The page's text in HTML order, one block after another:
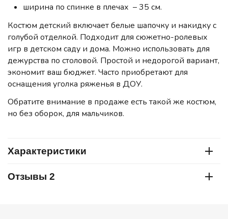
ширина по спинке в плечах – 35 см.
Костюм детский включает белые шапочку и накидку с
голубой отделкой. Подходит для сюжетно-ролевых
игр в детском саду и дома. Можно использовать для
дежурства по столовой. Простой и недорогой вариант,
экономит ваш бюджет. Часто приобретают для
оснащения уголка ряженья в ДОУ.
Обратите внимание в продаже есть такой же костюм,
но без оборок, для мальчиков.
Характеристики
Отзывы 2